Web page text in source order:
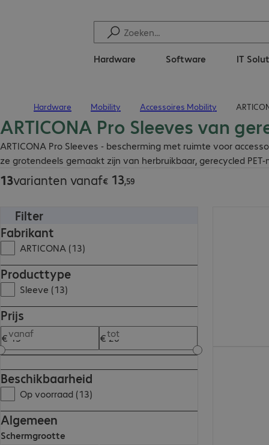
Hardware Software IT
Hardware Mobility Accessoires Mobility
ARTICONA Pro Sleeves van
ARTICONA Pro Sleeves - bescherming met ruimte voor
ze grotendeels gemaakt zijn van herbruikbaar, gerecycled
13varianten vanaf€ 13,59
€ 13,59
Filter
Fabrikant
ARTICONA (13)
Producttype
Sleeve (13)
Prijs
vanaf tot
Beschikbaarheid
Op voorraad (13)
Algemeen
Schermgrootte